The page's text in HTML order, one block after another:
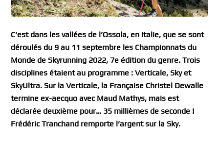
C’est dans les vallées de l’Ossola, en Italie, que se sont
déroulés du 9 au 11 septembre les Championnats du
Monde de Skyrunning 2022, 7e édition du genre. Trois
disciplines étaient au programme : Verticale, Sky et
SkyUltra. Sur la Verticale, la Française Christel Dewalle
termine ex-aecquo avec Maud Mathys, mais est
déclarée deuxième pour… 35 millièmes de seconde !
Frédéric Tranchand remporte l’argent sur la Sky.